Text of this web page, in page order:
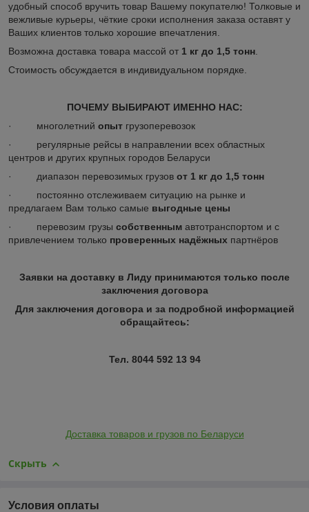
удобный способ вручить товар Вашему покупателю! Толковые и
вежливые курьеры, чёткие сроки исполнения заказа оставят у
Ваших клиентов только хорошие впечатления.
Возможна доставка товара массой от 1 кг до 1,5 тонн
Стоимость обсуждается в индивидуальном порядке.
ПОЧЕМУ ВЫБИРАЮТ ИМЕННО НАС:
· многолетний опыт грузоперевозок
· регулярные рейсы в направлении всех областных
центров и других крупных городов Беларуси
· диапазон перевозимых грузов от 1 кг до 1,5 тонн
· постоянно отслеживаем ситуацию на рынке и
предлагаем Вам только самые выгодные цены
· перевозим грузы собственным автотранспортом и с
привлечением только проверенных надёжных партнёров
Заявки на доставку в Лиду принимаются только после
заключения договора
Для заключения договора и за подробной информацией
обращайтесь:
Тел. 8044 592 13 94
Доставка товаров и грузов по Беларуси
Скрыть
Условия оплаты